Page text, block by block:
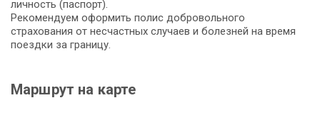
личность (паспорт).
Рекомендуем оформить полис добровольного
страхования от несчастных случаев и болезней на время
поездки за границу.
Маршрут на карте